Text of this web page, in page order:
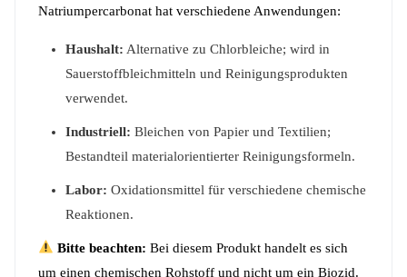
Natriumpercarbonat hat verschiedene Anwendungen:
Haushalt: Alternative zu Chlorbleiche; wird in
Sauerstoffbleichmitteln und Reinigungsprodukten
verwendet.
Industriell: Bleichen von Papier und Textilien;
Bestandteil materialorientierter Reinigungsformeln.
Labor: Oxidationsmittel für verschiedene chemische
Reaktionen.
Bitte beachten: Bei diesem Produkt handelt es sich
um einen chemischen Rohstoff und nicht um ein Biozid.